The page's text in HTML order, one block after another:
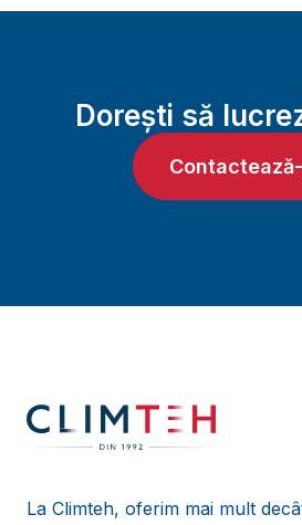
Dorești să
La Climteh, oferim mai mult